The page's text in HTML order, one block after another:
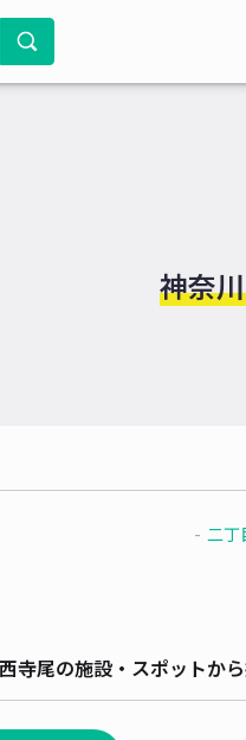
神奈
二丁
寺尾の施設・スポットか